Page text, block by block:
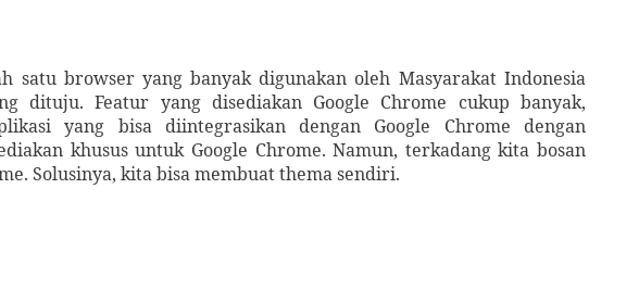
satu browser yang banyak digunakan oleh Masyarakat Indonesia
dituju. Featur yang disediakan Google Chrome cukup banyak,
yang bisa diintegrasikan dengan Google Chrome dengan
khusus untuk Google Chrome. Namun, terkadang kita bosan
Solusinya, kita bisa membuat thema sendiri.